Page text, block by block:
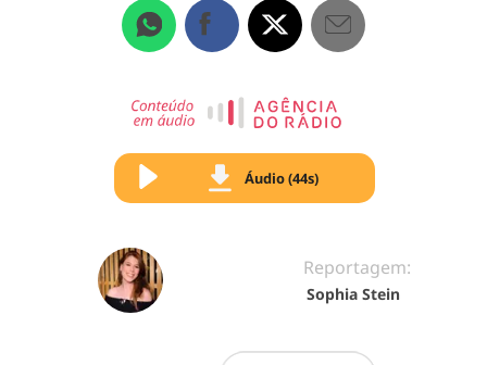
Áudio (44s)
Reportagem:
Sophia Stein